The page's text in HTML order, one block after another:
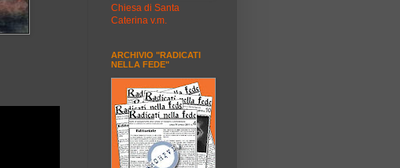
Chiesa di Santa
Caterina v.m.
ARCHIVIO "RADICATI
NELLA FEDE"